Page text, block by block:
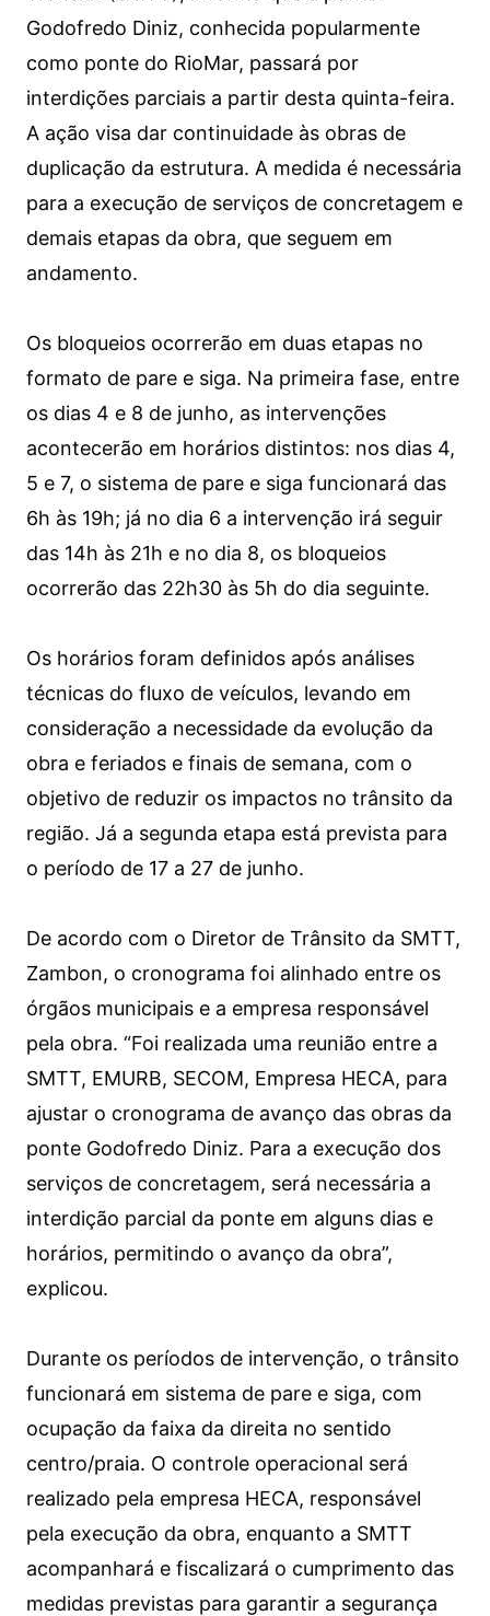
Godofredo Diniz, conhecida popularmente
como ponte do RioMar, passará por
interdições parciais a partir desta quinta-feira.
A ação visa dar continuidade às obras de
duplicação da estrutura. A medida é necessária
para a execução de serviços de concretagem e
demais etapas da obra, que seguem em
andamento.
Os bloqueios ocorrerão em duas etapas no
formato de pare e siga. Na primeira fase, entre
os dias 4 e 8 de junho, as intervenções
acontecerão em horários distintos: nos dias 4,
5 e 7, o sistema de pare e siga funcionará das
6h às 19h; já no dia 6 a intervenção irá seguir
das 14h às 21h e no dia 8, os bloqueios
ocorrerão das 22h30 às 5h do dia seguinte.
Os horários foram definidos após análises
técnicas do fluxo de veículos, levando em
consideração a necessidade da evolução da
obra e feriados e finais de semana, com o
objetivo de reduzir os impactos no trânsito da
região. Já a segunda etapa está prevista para
o período de 17 a 27 de junho.
De acordo com o Diretor de Trânsito da SMTT,
Zambon, o cronograma foi alinhado entre os
órgãos municipais e a empresa responsável
pela obra. “Foi realizada uma reunião entre a
SMTT, EMURB, SECOM, Empresa HECA, para
ajustar o cronograma de avanço das obras da
ponte Godofredo Diniz. Para a execução dos
serviços de concretagem, será necessária a
interdição parcial da ponte em alguns dias e
horários, permitindo o avanço da obra”,
explicou.
Durante os períodos de intervenção, o trânsito
funcionará em sistema de pare e siga, com
ocupação da faixa da direita no sentido
centro/praia. O controle operacional será
realizado pela empresa HECA, responsável
pela execução da obra, enquanto a SMTT
acompanhará e fiscalizará o cumprimento das
medidas previstas para garantir a segurança